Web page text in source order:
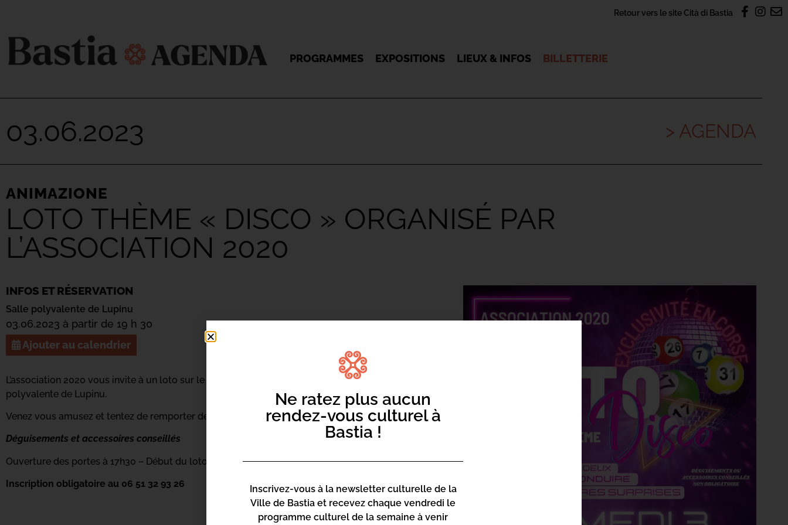
Retour vers le site Cità di Bastia
PROGRAMMES EXPOSITIONS LIEUX & INFOS BILLETTERIE
03.06.2023 > AGENDA
ANIMAZIONE
LOTO THÈME « DISCO » ORGANISÉ PAR
L’ASSOCIATION 2020
INFOS ET RÉSERVATION
Salle polyvalente de Lupinu
03.06.2023 à partir de 19 h 30
Ajouter au calendrier
L’association 2020 vous invite à un loto sur le thème du disco le samedi 3 juin à la salle
polyvalente de Lupinu.
Venez vous amusez et tentez de remporter des lots !
Déguisements et accessoires conseillés
Ouverture des portes à 17h30 – Début du loto à 19h30
Inscription obligatoire au 06 51 32 93 26
Ne ratez plus aucun
rendez-vous culturel à
Bastia !
Inscrivez-vous à la newsletter culturelle de la
Ville de Bastia et recevez chaque vendredi le
programme culturel de la semaine à venir